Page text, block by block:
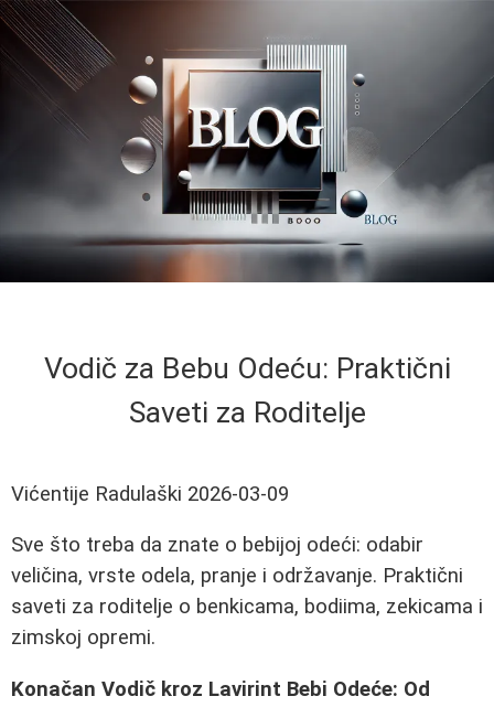
Vodič za Bebu Odeću: Praktični
Saveti za Roditelje
Vićentije Radulaški 2026-03-09
Sve što treba da znate o bebijoj odeći: odabir
veličina, vrste odela, pranje i održavanje. Praktični
saveti za roditelje o benkicama, bodiima, zekicama i
zimskoj opremi.
Konačan Vodič kroz Lavirint Bebi Odeće: Od